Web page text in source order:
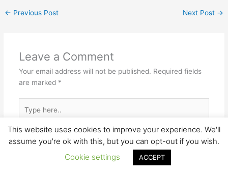
Notify me of new posts by email.
This site uses Akismet to reduce spam.Learn how your comment
data is processed.
This website uses cookies to improve your experience. We'll
assume you're ok with this, but you can opt-out if you wish.
Cookie settings
ACCEPT